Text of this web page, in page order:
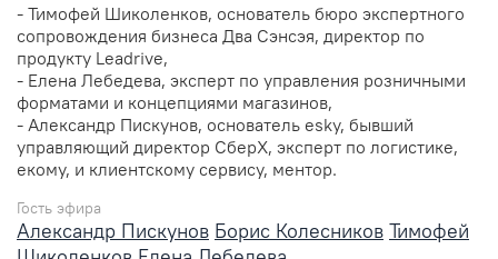
- Тимофей Шиколенков, основатель бюро экспертного
сопровождения бизнеса Два Сэнсэя, директор по
продукту Leadrive,
- Елена Лебедева, эксперт по управления розничными
форматами и концепциями магазинов,
- Александр Пискунов, основатель esky, бывший
управляющий директор СберХ, эксперт по логистике,
екому, и клиентскому сервису, ментор.
Гость эфира
Александр Пискунов Борис Колесников Тимофей